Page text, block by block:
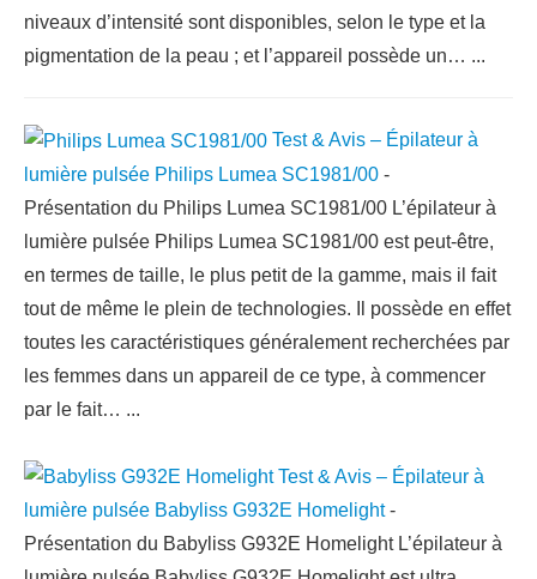
niveaux d’intensité sont disponibles, selon le type et la
pigmentation de la peau ; et l’appareil possède un… ...
Test & Avis – Épilateur à
lumière pulsée Philips Lumea SC1981/00 -
Présentation du Philips Lumea SC1981/00 L’épilateur à
lumière pulsée Philips Lumea SC1981/00 est peut-être,
en termes de taille, le plus petit de la gamme, mais il fait
tout de même le plein de technologies. Il possède en effet
toutes les caractéristiques généralement recherchées par
les femmes dans un appareil de ce type, à commencer
par le fait… ...
Test & Avis – Épilateur à
lumière pulsée Babyliss G932E Homelight -
Présentation du Babyliss G932E Homelight L’épilateur à